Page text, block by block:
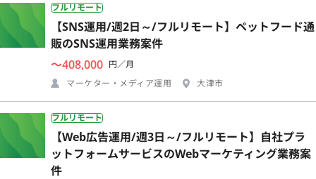
フルリモート
【SNS運用/週2日～/フルリモート】ペットフード通
販のSNS運用業務案件
〜408,000 円／月
マーケター・メディア運用
大津市
フルリモート
【Web広告運用/週3日～/フルリモート】自社プラ
ットフォームサービスのWebマーケティング業務案
件